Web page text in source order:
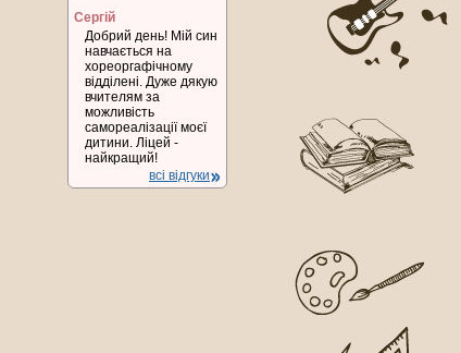
Сергій
Добрий день! Мій син
навчається на
хореоргафічному
відділені. Дуже дякую
вчителям за
можливість
самореалізації моєї
дитини. Ліцей -
найкращий!
всі відгуки